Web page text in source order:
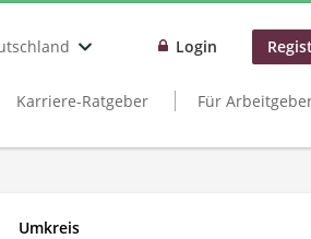
Login
Karriere-Ratgeber Für
Umkreis